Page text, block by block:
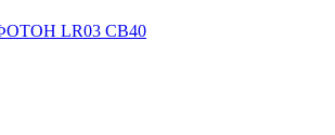
LR03 CB40